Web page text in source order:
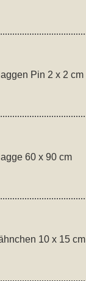
Pin 2 x 2 cm
60 x 90 cm
10 x 15 cm